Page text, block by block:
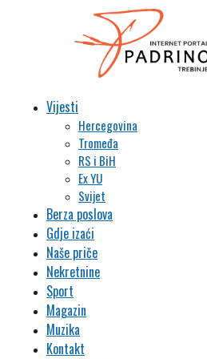
Vijesti
Hercegovina
Tromeđa
RS i BiH
Ex YU
Svijet
Berza poslova
Gdje izaći
Naše priče
Nekretnine
Sport
Magazin
Muzika
Kontakt